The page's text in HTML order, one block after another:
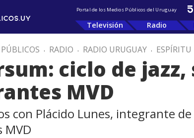
Portal de los Medios Públicos del Uruguay
Televisión Radio
. RADIO . RADIO URUGUAY . ESPÍRITU
ciclo de
MVD
con Plácido Lunes, integrante
MVD